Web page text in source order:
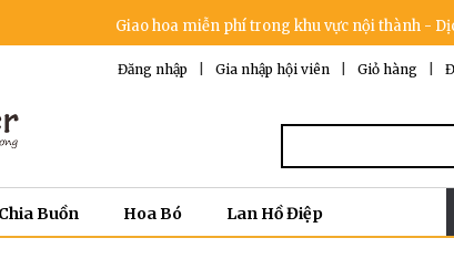
Giao hoa miễn phí trong khu vực nội thành - Dịch
Giỏ hàng
Gia nhập hội viên
Đăng nhập
Chia Buồn Hoa Bó Lan Hồ Điệp